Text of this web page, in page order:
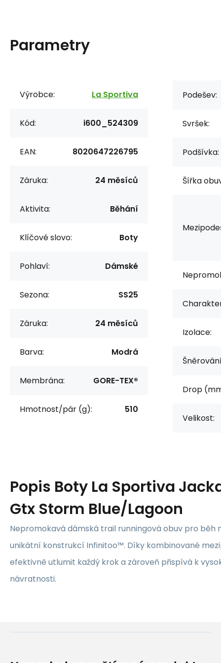
Parametry
Výrobce: La Sportiva
Kód: i600_524309
EAN: 8020647226795
Záruka: 24 měsíců
Aktivita: Běhání
Klíčové slovo: Boty
Pohlaví: Dámské
Sezona: SS25
Záruka: 24 měsíců
Barva: Modrá
Membrána: GORE-TEX®
Hmotnost/pár (g): 510
Podešev:
Svršek:
Podšívka:
Šířka
Izolace:
Drop
Velikost:
Popis Boty La Sportiva
Gtx Storm Blue/Lagoon
Nepromokavá dámská trail runningová obuv pro běh
unikátní konstrukcí Infinitoo™. Díky kombinované
efektivně utlumit každý krok a zároveň přispívá k
návratnosti.